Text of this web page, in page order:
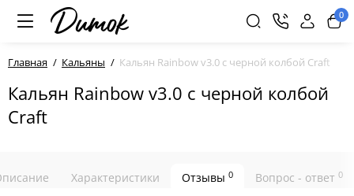
0
Главная Кальяны Кальян Rainbow v3.0 с черной колбой Craft
Кальян Rainbow v3.0 с черной колбой
Craft
Характеристики Отзывы 0 Вопрос - ответ 0